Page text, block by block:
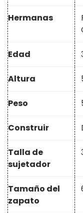
Hermanas
Edad
Altura
Peso
Construir
Talla de
sujetador
Tamaño del
zapato